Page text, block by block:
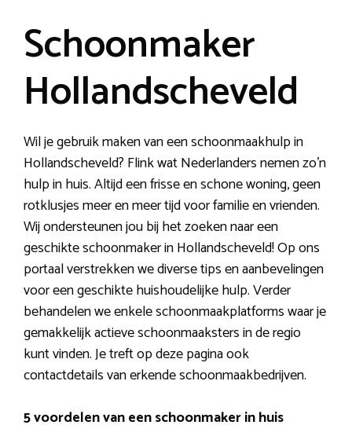
Schoonmaker
Hollandscheveld
Wil je gebruik maken van een schoonmaakhulp in
Hollandscheveld? Flink wat Nederlanders nemen zo’n
hulp in huis. Altijd een frisse en schone woning, geen
rotklusjes meer en meer tijd voor familie en vrienden.
Wij ondersteunen jou bij het zoeken naar een
geschikte schoonmaker in Hollandscheveld! Op ons
portaal verstrekken we diverse tips en aanbevelingen
voor een geschikte huishoudelijke hulp. Verder
behandelen we enkele schoonmaakplatforms waar je
gemakkelijk actieve schoonmaaksters in de regio
kunt vinden. Je treft op deze pagina ook
contactdetails van erkende schoonmaakbedrijven.
5 voordelen van een schoonmaker in huis